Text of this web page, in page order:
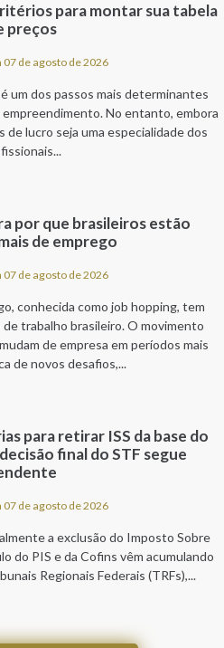
para montar sua tabela
preços
07 de agosto de 2026
um dos passos mais determinantes
No entanto, embora
de lucro seja uma especialidade dos
por que brasileiros estão
de emprego
07 de agosto de 2026
conhecida como job hopping, tem
trabalho brasileiro. O movimento
de empresa em períodos mais
de novos desafios,...
para retirar ISS da base do
final do STF segue
07 de agosto de 2026
a exclusão do Imposto Sobre
do PIS e da Cofins vêm acumulando
Regionais Federais (TRFs),...